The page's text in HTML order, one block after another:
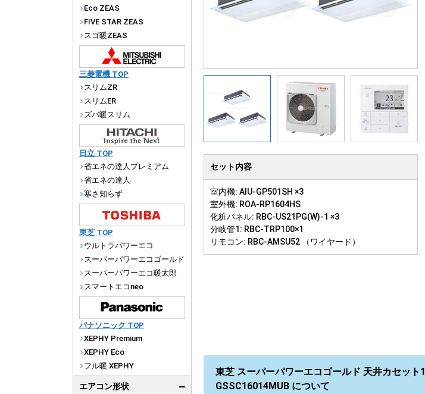
セット内容
室内機: AIU-GP501SH ×3
室外機: ROA-RP1604HS
化粧パネル: RBC-US21PG(W)-1 ×3
分岐管1: RBC-TRP100×1
リモコン: RBC-AMSU52 （ワイヤード）
東芝 スーパーパワーエコゴールド 天井カセッ
GSSC16014MUB について
Eco ZEAS
FIVE STAR ZEAS
スゴ暖ZEAS
三菱電機 TOP
スリムZR
スリムER
ズバ暖スリム
日立 TOP
省エネの達人プレミアム
省エネの達人
寒さ知らず
東芝 TOP
ウルトラパワーエコ
スーパーパワーエコゴールド
スーパーパワーエコ暖太郎
スマートエコneo
パナソニック TOP
XEPHY Premium
XEPHY Eco
フル暖 XEPHY
エアコン形状